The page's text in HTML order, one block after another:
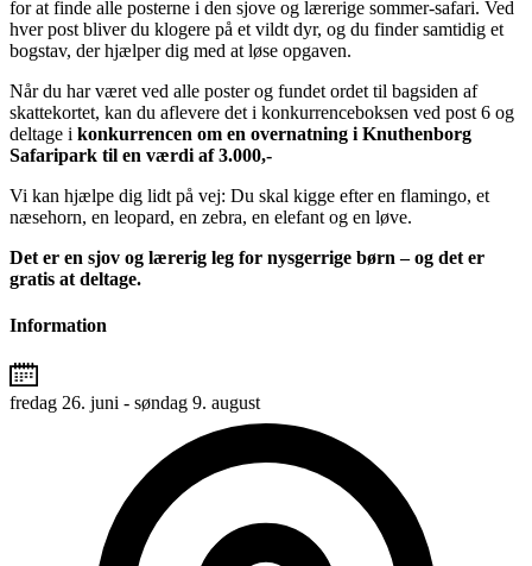
for at finde alle posterne i den sjove og lærerige sommer-safari. Ved
hver post bliver du klogere på et vildt dyr, og du finder samtidig et
bogstav, der hjælper dig med at løse opgaven.
Når du har været ved alle poster og fundet ordet til bagsiden af
skattekortet, kan du aflevere det i konkurrenceboksen ved post 6 og
deltage i konkurrencen om en overnatning i Knuthenborg
Safaripark til en værdi af 3.000,-
Vi kan hjælpe dig lidt på vej: Du skal kigge efter en flamingo, et
næsehorn, en leopard, en zebra, en elefant og en løve.
Det er en sjov og lærerig leg for nysgerrige børn – og det er
gratis at deltage.
Information
fredag 26. juni - søndag 9. august